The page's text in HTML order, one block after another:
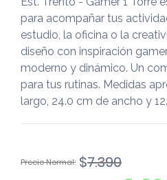
para acompañar tus
estudio, la oficina o la
diseño con inspiración
moderno y dinámico. Un
para tus rutinas. Medidas
largo, 24.0 cm de ancho y
$7.390
El
El